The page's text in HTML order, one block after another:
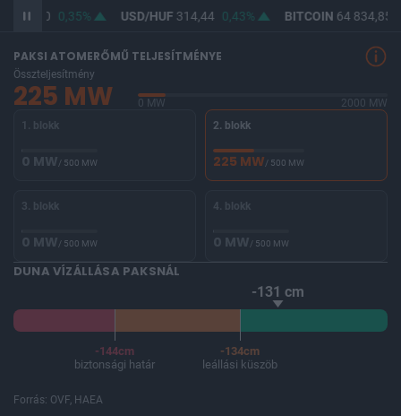
363,00 0,35% USD/HUF314,44 0,43% BITCOIN64 834,85
PAKSI ATOMERŐMŰ TELJESÍTMÉNYE
Összteljesítmény
225 MW 0 MW
2000 MW
1. blokk
0 MW/ 500 MW
2. blokk
225 MW/ 500 MW
3. blokk
0 MW/ 500 MW
4. blokk
0 MW/ 500 MW
DUNA VÍZÁLLÁSA PAKSNÁL
-131 cm
-144cm
biztonsági határ
-134cm
leállási küszöb
Forrás: OVF, HAEA